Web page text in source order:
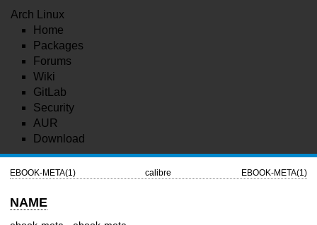
Arch Linux
Home
Packages
Forums
Wiki
GitLab
Security
AUR
Download
EBOOK-META(1) calibre EBOOK-META(1)
NAME